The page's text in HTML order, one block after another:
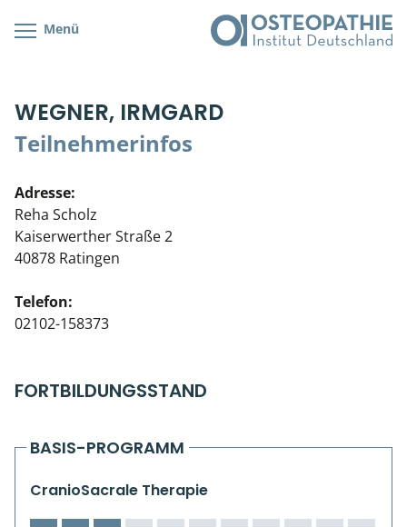
Menü
WEGNER, IRMGARD
Teilnehmerinfos
Adresse:
Reha Scholz
Kaiserwerther Straße 2
40878 Ratingen
Telefon:
02102-158373
FORTBILDUNGSSTAND
BASIS-PROGRAMM
CranioSacrale Therapie
Cranial/Neurale Osteopathie
Parietale Osteopathie
Viszerale Osteopathie
Klinische & Praktische Kurse
Live Online-Kurse
Bonus-Programm
Veranstaltungsticket DB
Wissenswertes
Teilnehmerliste
Stellenbörse
Soziales Engagement